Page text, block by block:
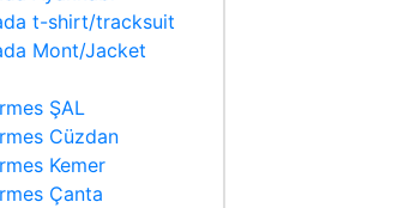
t-shirt/tracksuit
Mont/Jacket
ŞAL
Cüzdan
Kemer
Çanta